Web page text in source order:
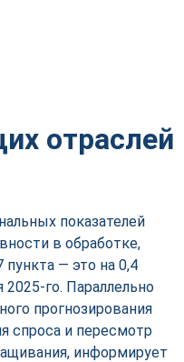
отраслей
показателей
в обработке,
— это на 0,4
го. Параллельно
прогнозирования
спроса и пересмотр
информирует